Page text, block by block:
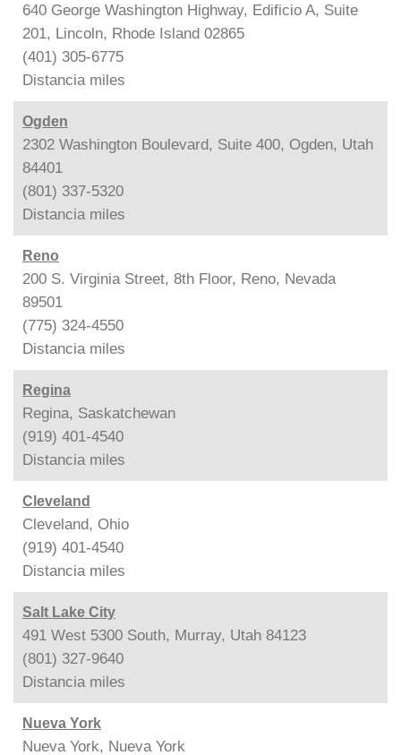
640 George Washington Highway, Edificio A, Suite
201, Lincoln, Rhode Island 02865
(401) 305-6775
Distancia miles
Ogden
2302 Washington Boulevard, Suite 400, Ogden, Utah
84401
(801) 337-5320
Distancia miles
Reno
200 S. Virginia Street, 8th Floor, Reno, Nevada
89501
(775) 324-4550
Distancia miles
Regina
Regina, Saskatchewan
(919) 401-4540
Distancia miles
Cleveland
Cleveland, Ohio
(919) 401-4540
Distancia miles
Salt Lake City
491 West 5300 South, Murray, Utah 84123
(801) 327-9640
Distancia miles
Nueva York
Nueva York, Nueva York